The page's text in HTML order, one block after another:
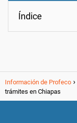
Índice
Información de Profeco
trámites en Chiapas